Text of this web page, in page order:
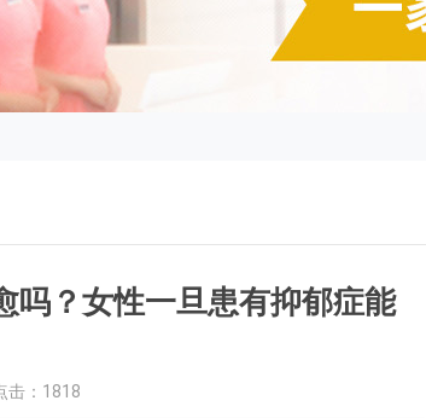
吗？女性一旦患有抑郁症能
击：1818